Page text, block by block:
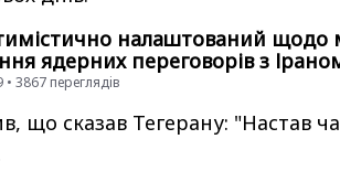
налаштований щодо
ядерних переговорів з
• 3867 переглядiв
що сказав Тегерану: "Настав